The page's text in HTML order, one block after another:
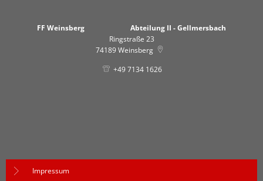
FF Weinsberg Abteilung II - Gellmersbach
Ringstraße 23
74189Weinsberg
+49 7134 1626
Impressum